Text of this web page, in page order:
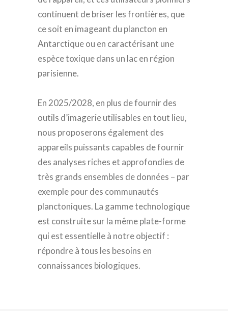
continuent de briser les frontières, que
ce soit en imageant du plancton en
Antarctique ou en caractérisant une
espèce toxique dans un lac en région
parisienne.
En 2025/2028, en plus de fournir des
outils d’imagerie utilisables en tout lieu,
nous proposerons également des
appareils puissants capables de fournir
des analyses riches et approfondies de
très grands ensembles de données – par
exemple pour des communautés
planctoniques. La gamme technologique
est construite sur la même plate-forme
qui est essentielle à notre objectif :
répondre à tous les besoins en
connaissances biologiques.